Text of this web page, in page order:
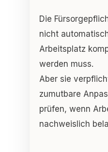
Die
nicht
Arbeitsplatz
werden muss.
Aber sie
zumutbare
prüfen, wenn
nachweislich